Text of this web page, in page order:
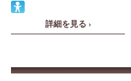
詳細を見る ›